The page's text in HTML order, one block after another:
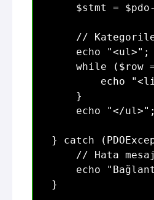
$stmt =
//
    echo "<ul>";
while ($row
echo
    }
    echo "</ul>";
} catch
// Hata
echo